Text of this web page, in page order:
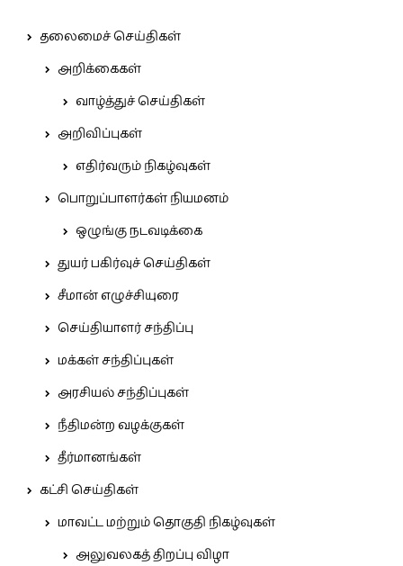
தலைமைச் செய்திகள்
அறிக்கைகள்
வாழ்த்துச் செய்திகள்
அறிவிப்புகள்
எதிர்வரும் நிகழ்வுகள்
பொறுப்பாளர்கள் நியமனம்
ஒழுங்கு நடவடிக்கை
துயர் பகிர்வுச் செய்திகள்
சீமான் எழுச்சியுரை
செய்தியாளர் சந்திப்பு
மக்கள் சந்திப்புகள்
அரசியல் சந்திப்புகள்
நீதிமன்ற வழக்குகள்
தீர்மானங்கள்
கட்சி செய்திகள்
மாவட்ட மற்றும் தொகுதி நிகழ்வுகள்
அலுவலகத் திறப்பு விழா